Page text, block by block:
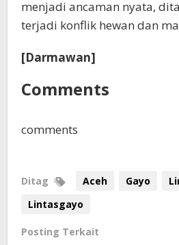
menjadi ancaman nyata,
terjadi konflik hewan dan
[Darmawan]
Comments
comments
Ditag Aceh Gayo
Lintasgayo
Posting Terkait